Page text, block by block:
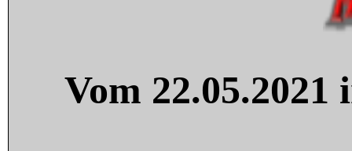
Vom